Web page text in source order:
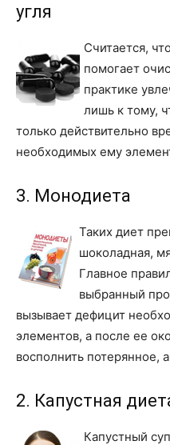
угля
Считается,
помогает
практике
лишь к тому,
только действительно
необходимых ему
3. Монодиета
Таких диет
шоколадная,
Главное
выбранный
вызывает дефицит
элементов, а после ее
восполнить потерянное,
2. Капустная
Капустный